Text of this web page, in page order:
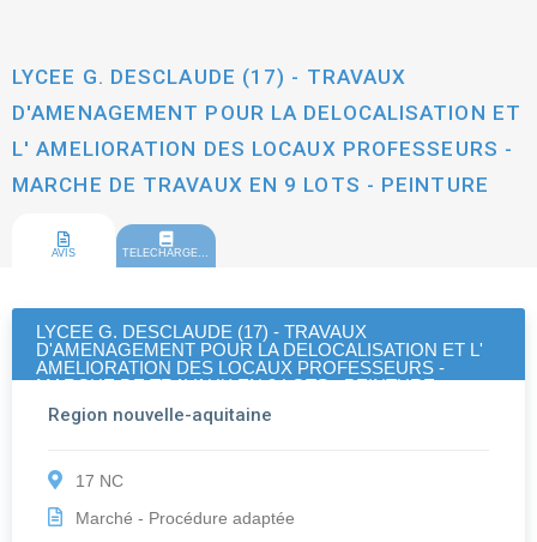
LYCEE G. DESCLAUDE (17) - TRAVAUX
D'AMENAGEMENT POUR LA DELOCALISATION ET
L' AMELIORATION DES LOCAUX PROFESSEURS -
MARCHE DE TRAVAUX EN 9 LOTS - PEINTURE
AVIS TELECHARGEMENT
LYCEE G. DESCLAUDE (17) - TRAVAUX
D'AMENAGEMENT POUR LA DELOCALISATION ET L'
AMELIORATION DES LOCAUX PROFESSEURS -
MARCHE DE TRAVAUX EN 9 LOTS - PEINTURE
Region nouvelle-aquitaine
17 NC
Marché - Procédure adaptée